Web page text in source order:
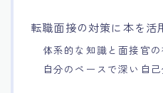
転職面接の対策に本を活
体系的な知識と面接官
自分のペースで深い自